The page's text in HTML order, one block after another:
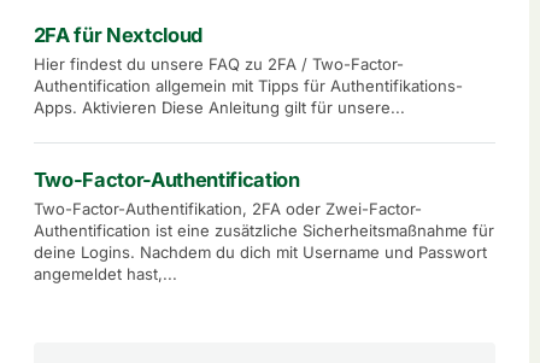
2FA für Nextcloud
Hier findest du unsere FAQ zu 2FA / Two-Factor-
Authentification allgemein mit Tipps für Authentifikations-
Apps. Aktivieren Diese Anleitung gilt für unsere...
Two-Factor-Authentification
Two-Factor-Authentifikation, 2FA oder Zwei-Factor-
Authentification ist eine zusätzliche Sicherheitsmaßnahme für
deine Logins. Nachdem du dich mit Username und Passwort
angemeldet hast,...